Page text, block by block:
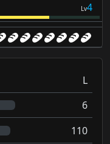
Lv4
L
6
110